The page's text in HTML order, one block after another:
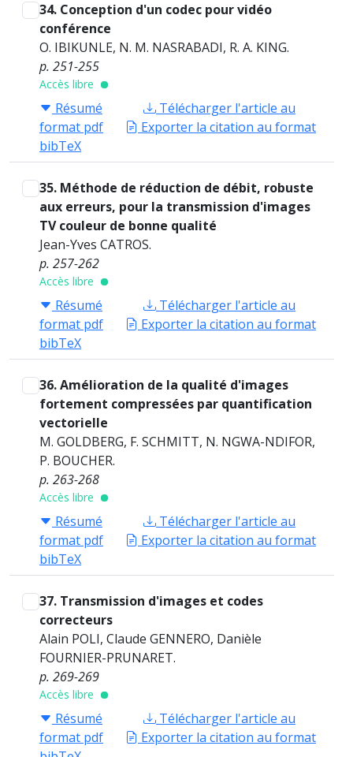
34. Conception d'un codec pour vidéo
conférence
O. IBIKUNLE, N. M. NASRABADI, R. A. KING.
p. 251-255
Accès libre
Résumé
Télécharger l'article au
format pdf
Exporter la citation au format
bibTeX
35. Méthode de réduction de débit, robuste
aux erreurs, pour la transmission d'images
TV couleur de bonne qualité
Jean-Yves CATROS.
p. 257-262
Accès libre
Résumé
Télécharger l'article au
format pdf
Exporter la citation au format
bibTeX
36. Amélioration de la qualité d'images
fortement compressées par quantification
vectorielle
M. GOLDBERG, F. SCHMITT, N. NGWA-NDIFOR,
P. BOUCHER.
p. 263-268
Accès libre
Résumé
Télécharger l'article au
format pdf
Exporter la citation au format
bibTeX
37. Transmission d'images et codes
correcteurs
Alain POLI, Claude GENNERO, Danièle
FOURNIER-PRUNARET.
p. 269-269
Accès libre
Résumé
Télécharger l'article au
format pdf
Exporter la citation au format